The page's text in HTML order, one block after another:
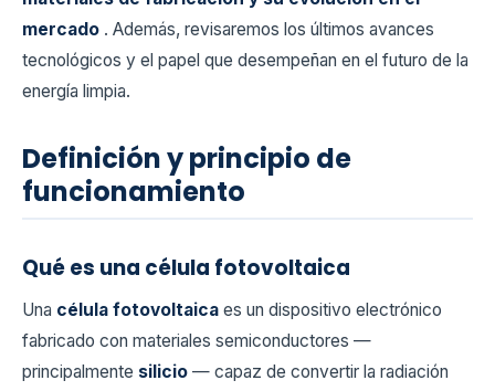
mercado . Además, revisaremos los últimos avances
tecnológicos y el papel que desempeñan en el futuro de la
energía limpia.
Definición y principio de
funcionamiento
Qué es una célula fotovoltaica
Una célula fotovoltaica es un dispositivo electrónico
fabricado con materiales semiconductores —
principalmente silicio — capaz de convertir la radiación